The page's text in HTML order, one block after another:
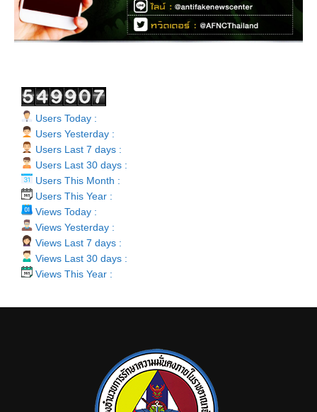
Users Today :
Users Yesterday :
Users Last 7 days :
Users Last 30 days :
Users This Month :
Users This Year :
Views Today :
Views Yesterday :
Views Last 7 days :
Views Last 30 days :
Views This Year :